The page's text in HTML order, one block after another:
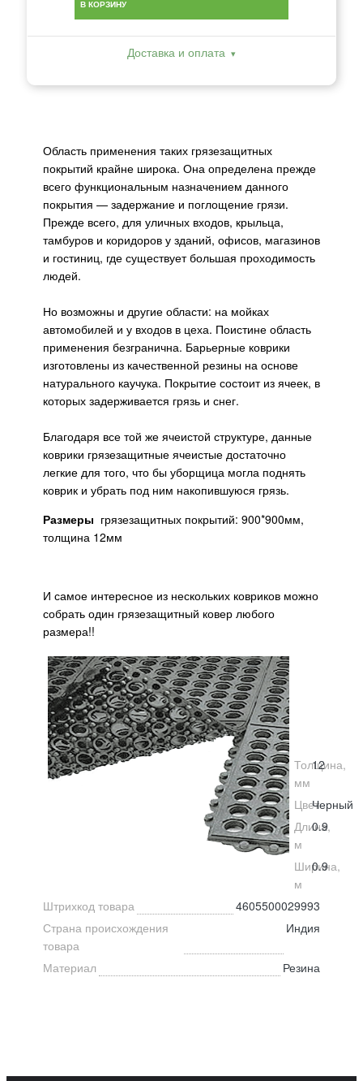
В КОРЗИНУ
Доставка и оплата
Область применения таких грязезащитных
покрытий крайне широка. Она определена прежде
всего функциональным назначением данного
покрытия — задержание и поглощение грязи.
Прежде всего, для уличных входов, крыльца,
тамбуров и коридоров у зданий, офисов, магазинов
и гостиниц, где существует большая проходимость
людей.
Но возможны и другие области: на мойках
автомобилей и у входов в цеха. Поистине область
применения безгранична. Барьерные коврики
изготовлены из качественной резины на основе
натурального каучука. Покрытие состоит из ячеек, в
которых задерживается грязь и снег.
Благодаря все той же ячеистой структуре, данные
коврики грязезащитные ячеистые достаточно
легкие для того, что бы уборщица могла поднять
коврик и убрать под ним накопившуюся грязь.
Размеры грязезащитных покрытий: 900*900мм,
толщина 12мм
И самое интересное из нескольких ковриков можно
собрать один грязезащитный ковер любого
размера!!
Толщина,
мм
12
ЦветЧерный
Длина,
м
0.9
Ширина,
м
0.9
Штрихкод товара
4605500029993
Страна происхождения
товара
Индия
Материал Резина